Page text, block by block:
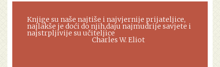
Knjige su naše najtiše i najvjernije prijateljice,
najlakše je doći do njih,daju najmudrije savjete i
najstrpljivije su učiteljice
Charles W. Eliot